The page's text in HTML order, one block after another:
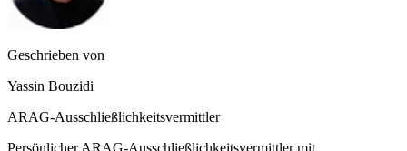
Geschrieben von
Yassin Bouzidi
ARAG-Ausschließlichkeitsvermittler
Persönlicher ARAG-Ausschließlichkeitsvermittler mit